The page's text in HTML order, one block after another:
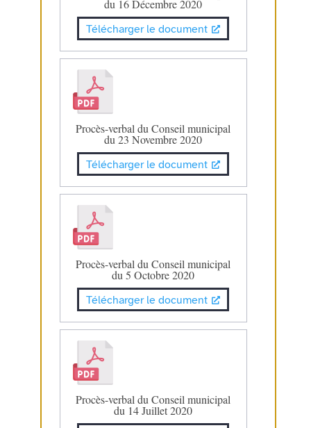
du 16 Décembre 2020
Télécharger le document
Procès-verbal du Conseil municipal
du 23 Novembre 2020
Télécharger le document
Procès-verbal du Conseil municipal
du 5 Octobre 2020
Télécharger le document
Procès-verbal du Conseil municipal
du 14 Juillet 2020